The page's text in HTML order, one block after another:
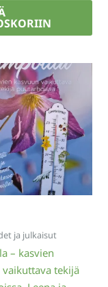
ja julkaisut
– kasvien
vaikuttava tekijä